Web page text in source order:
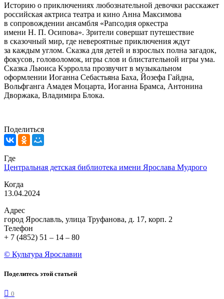
Историю о приключениях любознательной девочки расскажет
российская актриса театра и кино Анна Максимова
в сопровождении ансамбля «Рапсодия оркестра
имени Н. П. Осипова». Зрители совершат путешествие
в сказочный мир, где невероятные приключения ждут
за каждым углом. Сказка для детей и взрослых полна загадок,
фокусов, головоломок, игры слов и блистательной игры ума.
Сказка Льюиса Кэрролла прозвучит в музыкальном
оформлении Иоганна Себастьяна Баха, Йозефа Гайдна,
Вольфганга Амадея Моцарта, Иоганна Брамса, Антонина
Дворжака, Владимира Блока.
Поделиться
Где
Центральная детская библиотека имени Ярослава Мудрого
Когда
13.04.2024
Адрес
город Ярославль, улица Труфанова, д. 17, корп. 2
Телефон
+ 7 (4852) 51 – 14 – 80
© Культура Ярославии
Поделитесь этой статьей
0